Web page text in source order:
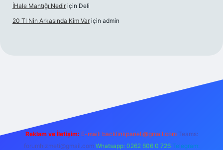
İHale Mantığı Nedir için Deli
20 Tl Nin Arkasında Kim Var için admin
Reklam ve İletişim: E-mail: backlinkpaneli@gmail.com Teams:
forumhizmeti@gmail.com Whatsapp: 0262 606 0 726 Telegram: